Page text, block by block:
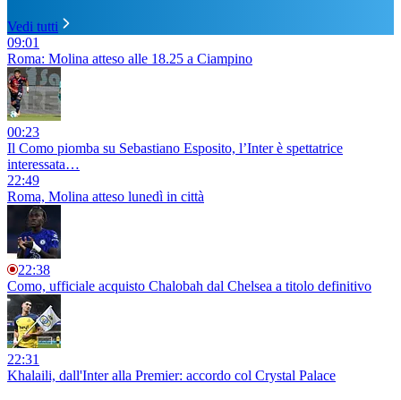
Vedi tutti
09:01
Roma: Molina atteso alle 18.25 a Ciampino
00:23
Il Como piomba su Sebastiano Esposito, l’Inter è spettatrice
interessata…
22:49
Roma, Molina atteso lunedì in città
22:38
Como, ufficiale acquisto Chalobah dal Chelsea a titolo definitivo
22:31
Khalaili, dall'Inter alla Premier: accordo col Crystal Palace